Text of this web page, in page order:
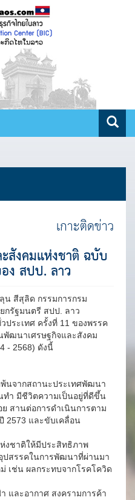
เกาะติดข่าว
สังคมแห่งชาติ ฉบับ
ง สปป. ลาว
น สีสุลิด กรรมการกรม
กรัฐมนตรี สปป. ลาว
ระเทศ ครั้งที่ 11 ของพรรค
พัฒนาเศรษฐกิจและสังคม
- 2568) ดังนี้
จากสถานะประเทศพัฒนา
ทำ มีชีวิตความเป็นอยู่ที่ดีขึ้น
ย สานต่อการดำเนินการตาม
2573 และขับเคลื่อน
งชาติให้มีประสิทธิภาพ
สรรคในการพัฒนาที่ผ่านมา
เช่น ผลกระทบจากโรคโควิด
และอากาศ สงครามการค้า